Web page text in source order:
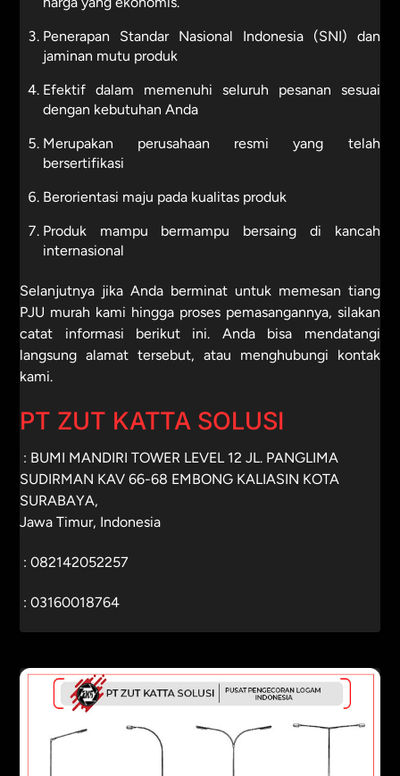
Penerapan Standar Nasional Indonesia (SNI) dan
jaminan mutu produk
Efektif dalam memenuhi seluruh pesanan sesuai
dengan kebutuhan Anda
Merupakan perusahaan resmi yang telah
bersertifikasi
Berorientasi maju pada kualitas produk
Produk mampu bermampu bersaing di kancah
internasional
Selanjutnya jika Anda berminat untuk memesan tiang
PJU murah kami hingga proses pemasangannya, silakan
catat informasi berikut ini. Anda bisa mendatangi
langsung alamat tersebut, atau menghubungi kontak
kami.
PT ZUT KATTA SOLUSI
: BUMI MANDIRI TOWER LEVEL 12 JL. PANGLIMA
SUDIRMAN KAV 66-68 EMBONG KALIASIN KOTA
SURABAYA,
Jawa Timur, Indonesia
:082142052257
:03160018764